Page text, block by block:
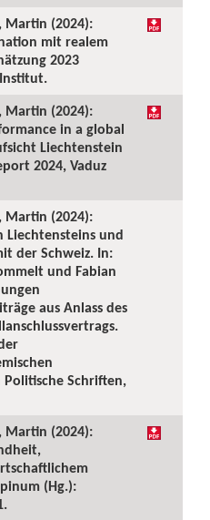
Martin (2024):
mit realem
2023
Martin (2024):
in a global
Liechtenstein
2024, Vaduz
Martin (2024):
und
der Schweiz. In:
und Fabian
aus Anlass des
Politische Schriften,
Martin (2024):
(Hg.):